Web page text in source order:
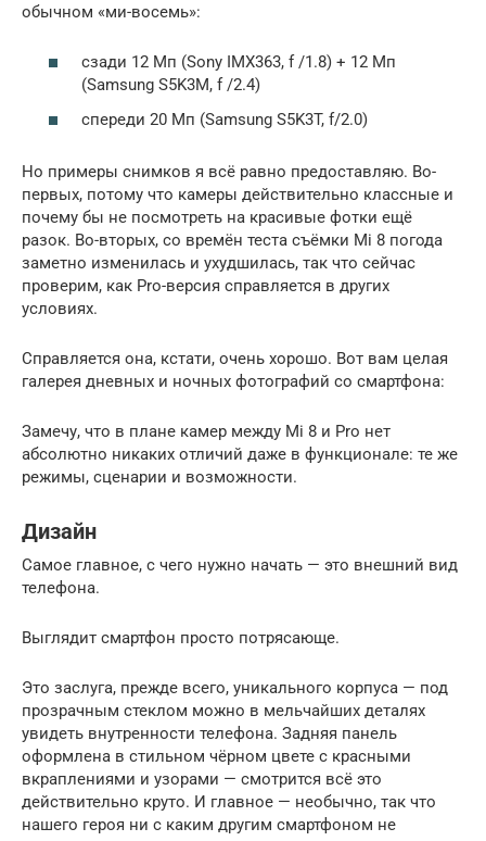
обычном «ми-восемь»:
сзади 12 Мп (Sony IMX363, f /1.8) + 12 Мп
(Samsung S5K3M, f /2.4)
спереди 20 Мп (Samsung S5K3T, f/2.0)
Но примеры снимков я всё равно предоставляю. Во-
первых, потому что камеры действительно классные и
почему бы не посмотреть на красивые фотки ещё
разок. Во-вторых, со времён теста съёмки Mi 8 погода
заметно изменилась и ухудшилась, так что сейчас
проверим, как Pro-версия справляется в других
условиях.
Справляется она, кстати, очень хорошо. Вот вам целая
галерея дневных и ночных фотографий со смартфона:
Замечу, что в плане камер между Mi 8 и Pro нет
абсолютно никаких отличий даже в функционале: те же
режимы, сценарии и возможности.
Дизайн
Самое главное, с чего нужно начать — это внешний вид
телефона.
Выглядит смартфон просто потрясающе.
Это заслуга, прежде всего, уникального корпуса — под
прозрачным стеклом можно в мельчайших деталях
увидеть внутренности телефона. Задняя панель
оформлена в стильном чёрном цвете с красными
вкраплениями и узорами — смотрится всё это
действительно круто. И главное — необычно, так что
нашего героя ни с каким другим смартфоном не